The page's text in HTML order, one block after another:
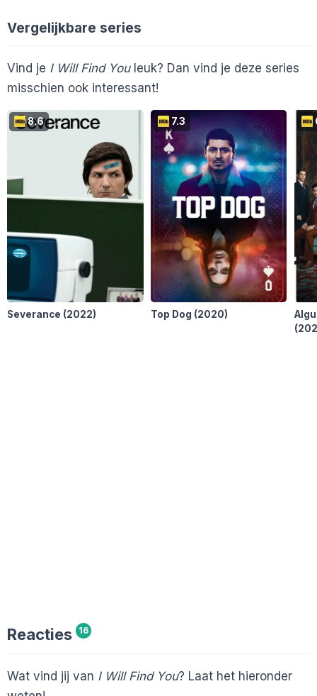
En 122 anderen...
Lala70 Peppie
I Innia 8 S Suzannedegroot1 8
Vergelijkbare series
Vind je I Will Find Youleuk? Dan vind je deze series
misschien ook interessant!
8.6
Severance (2022)
7.3
Top Dog (2020)
Reacties 16
Wat vind jij van I Will Find You? Laat het hieronder